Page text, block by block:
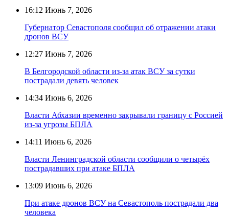
16:12 Июнь 7, 2026
Губернатор Севастополя сообщил об отражении атаки
дронов ВСУ
12:27 Июнь 7, 2026
В Белгородской области из-за атак ВСУ за сутки
пострадали девять человек
14:34 Июнь 6, 2026
Власти Абхазии временно закрывали границу с Россией
из-за угрозы БПЛА
14:11 Июнь 6, 2026
Власти Ленинградской области сообщили о четырёх
пострадавших при атаке БПЛА
13:09 Июнь 6, 2026
При атаке дронов ВСУ на Севастополь пострадали два
человека